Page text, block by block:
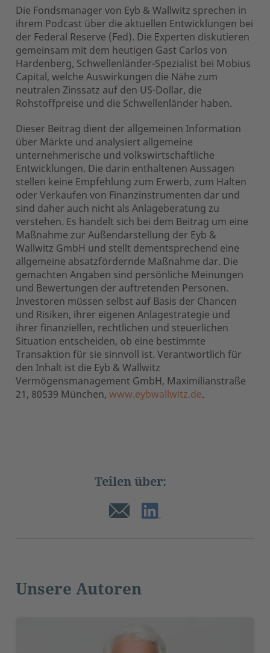
Die Fondsmanager von Eyb & Wallwitz sprechen in
ihrem Podcast über die aktuellen Entwicklungen bei
der Federal Reserve (Fed). Die Experten diskutieren
gemeinsam mit dem heutigen Gast Carlos von
Hardenberg, Schwellenländer-Spezialist bei Mobius
Capital, welche Auswirkungen die Nähe zum
neutralen Zinssatz auf den US-Dollar, die
Rohstoffpreise und die Schwellenländer haben.
Dieser Beitrag dient der allgemeinen Information
über Märkte und analysiert allgemeine
unternehmerische und volkswirtschaftliche
Entwicklungen. Die darin enthaltenen Aussagen
stellen keine Empfehlung zum Erwerb, zum Halten
oder Verkaufen von Finanzinstrumenten dar und
sind daher auch nicht als Anlageberatung zu
verstehen. Es handelt sich bei dem Beitrag um eine
Maßnahme zur Außendarstellung der Eyb &
Wallwitz GmbH und stellt dementsprechend eine
allgemeine absatzfördernde Maßnahme dar. Die
gemachten Angaben sind persönliche Meinungen
und Bewertungen der auftretenden Personen.
Investoren müssen selbst auf Basis der Chancen
und Risiken, ihrer eigenen Anlagestrategie und
ihrer finanziellen, rechtlichen und steuerlichen
Situation entscheiden, ob eine bestimmte
Transaktion für sie sinnvoll ist. Verantwortlich für
den Inhalt ist die Eyb & Wallwitz
Vermögensmanagement GmbH, Maximilianstraße
21, 80539 München, www.eybwallwitz.de.
Teilen über:
Unsere Autoren